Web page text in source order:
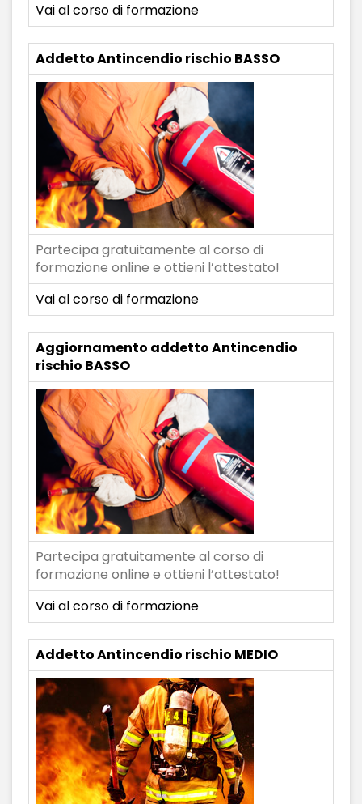
Vai al corso di formazione
Addetto Antincendio rischio BASSO
Partecipa gratuitamente al corso di
formazione online e ottieni l’attestato!
Vai al corso di formazione
Aggiornamento addetto Antincendio
rischio BASSO
Partecipa gratuitamente al corso di
formazione online e ottieni l’attestato!
Vai al corso di formazione
Addetto Antincendio rischio MEDIO